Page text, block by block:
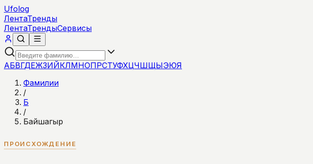
Ufolog
ЛентаТренды
ЛентаТрендыСервисы
АБВГДЕЖЗИЙКЛМНОПРСТУФХЦЧШЩЫЭЮЯ
Фамилии
/
Б
/
Байшагыр
ПРОИСХОЖДЕНИЕ